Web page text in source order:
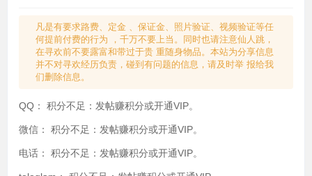
凡是有要求路费、定金 、保证金、照片验证、视频验证等任
何提前付费的行为 ，千万不要上当。同时也请注意仙人跳，
在寻欢前不要露富和带过于贵 重随身物品。本站为分享信息
并不对寻欢经历负责，碰到有问题的信息，请及时举 报给我
们删除信息。
QQ： 积分不足：发帖赚积分或开通VIP。
微信： 积分不足：发帖赚积分或开通VIP。
电话： 积分不足：发帖赚积分或开通VIP。